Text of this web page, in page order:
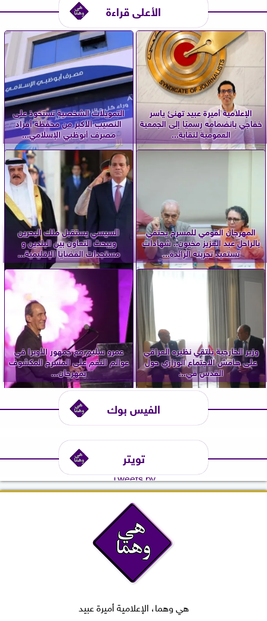
الأعلى قراءة
الإعلامية أميرة عبيد تهنئ ياسر
خفاجي بانضمامه رسميًا إلى الجمعية
العمومية لنقابة...
التمويلات الشخصية تستحوذ على
النصيب الأكبر من محفظة أفراد
مصرف أبوظبي الإسلامي...
المهرجان القومي للمسرح يحتفي
بالراحل عبد العزيز مخيون.. شهادات
تستعيد تجربته الرائدة...
السيسي يستقبل ملك البحرين
ويبحث التعاون بين البلدين و
مستجدات القضايا الإقليمية...
وزير الخارجية يلتقي نظيره العراقي
على هامش الاجتماع الوزاري حول
القدس في...
عمرو سليم مع جمهور الأوبرا في
عوالم النغم على المسرح المكشوف
بمهرجان...
الفيس بوك
تويتر
Tweets by
هي وهما، الإعلامية أميرة عبيد